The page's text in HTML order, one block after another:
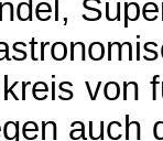
von
auch